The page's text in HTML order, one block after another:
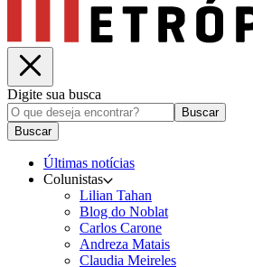
Digite sua busca
Buscar
Buscar
Últimas notícias
Colunistas
Lilian Tahan
Blog do Noblat
Carlos Carone
Andreza Matais
Claudia Meireles